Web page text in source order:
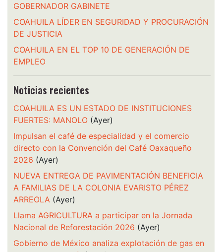
GOBERNADOR GABINETE
COAHUILA LÍDER EN SEGURIDAD Y PROCURACIÓN
DE JUSTICIA
COAHUILA EN EL TOP 10 DE GENERACIÓN DE
EMPLEO
Noticias recientes
COAHUILA ES UN ESTADO DE INSTITUCIONES
FUERTES: MANOLO (Ayer)
Impulsan el café de especialidad y el comercio
directo con la Convención del Café Oaxaqueño
2026 (Ayer)
NUEVA ENTREGA DE PAVIMENTACIÓN BENEFICIA
A FAMILIAS DE LA COLONIA EVARISTO PÉREZ
ARREOLA (Ayer)
Llama AGRICULTURA a participar en la Jornada
Nacional de Reforestación 2026 (Ayer)
Gobierno de México analiza explotación de gas en